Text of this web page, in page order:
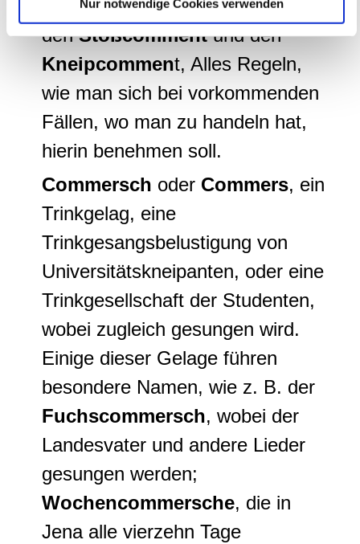
weiteren Daten zusammen, die Sie ihnen bereitgestellt
haben oder die sie im Rahmen Ihrer Nutzung der Dienste
gesammelt haben.
Nur notwendige Cookies verwenden
Ducomment, denHiebkomment
denStoßcommentund den
Kneipcomment, Alles Regeln,
wie man sich bei vorkommenden
Fällen, wo man zu handeln hat,
hierin benehmen soll.
Commersch oder Commers, ein
Trinkgelag, eine
Trinkgesangsbelustigung von
Universitätskneipanten, oder eine
Trinkgesellschaft der Studenten,
wobei zugleich gesungen wird.
Einige dieser Gelage führen
besondere Namen, wie z. B. der
Fuchscommersch, wobei der
Landesvater und andere Lieder
gesungen werden;
Wochencommersche, die in
Jena alle vierzehn Tage